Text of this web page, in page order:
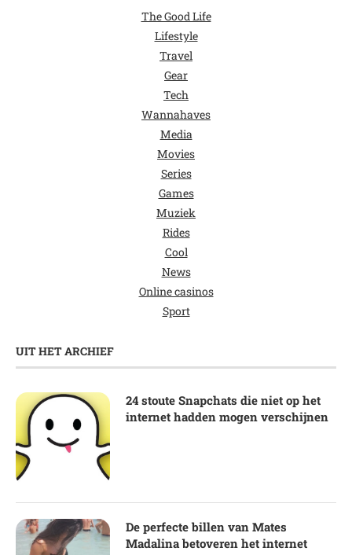
The Good Life
Lifestyle
Travel
Gear
Tech
Wannahaves
Media
Movies
Series
Games
Muziek
Rides
Cool
News
Online casinos
Sport
UIT HET ARCHIEF
24 stoute Snapchats die niet op het
internet hadden mogen verschijnen
De perfecte billen van Mates
Madalina betoveren het internet